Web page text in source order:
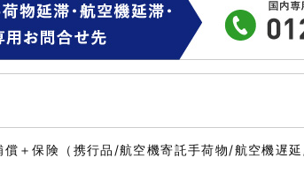
償＋保険（携行品/航空機寄託手荷物/航空機遅